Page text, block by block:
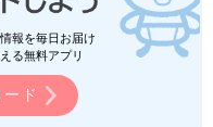
報を毎日お届け
る無料アプリ
ド